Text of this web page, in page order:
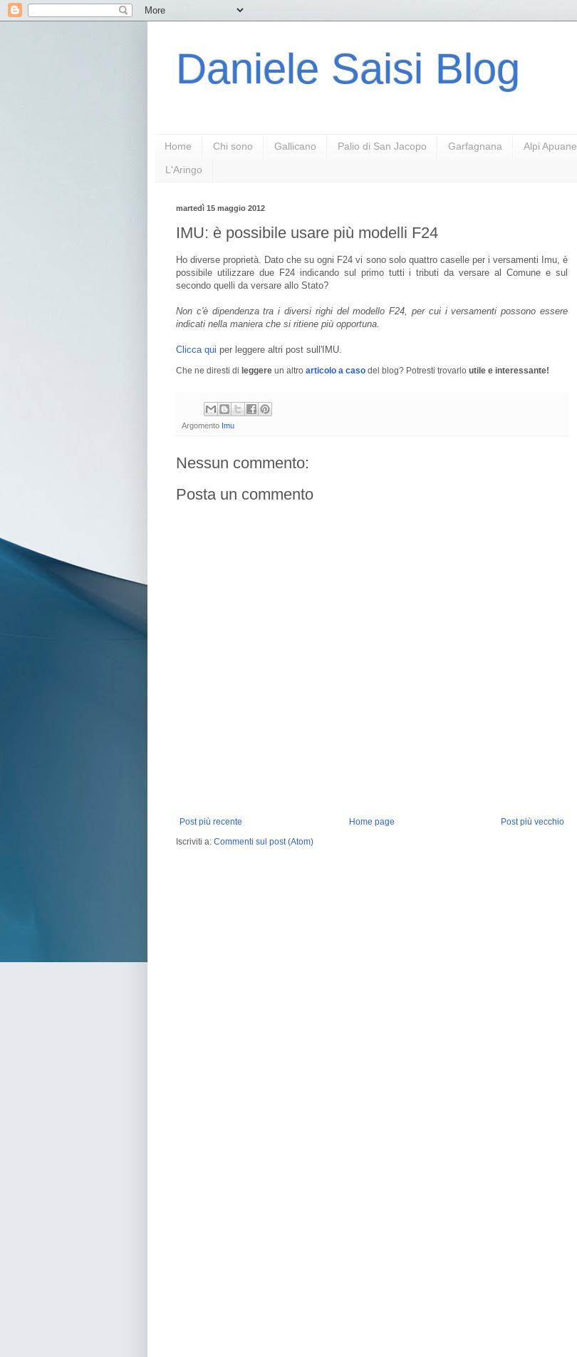
Daniele Saisi Blog
Home Chi sono Gallicano Palio di San Jacopo Garfagnana Alpi Apuane
L'Aringo
martedì 15 maggio 2012
IMU: è possibile usare più modelli F24
Ho diverse proprietà. Dato che su ogni F24 vi sono solo quattro caselle per i versamenti Imu, è
possibile utilizzare due F24 indicando sul primo tutti i tributi da versare al Comune e sul
secondo quelli da versare allo Stato?
Non c'è dipendenza tra i diversi righi del modello F24, per cui i versamenti possono essere
indicati nella maniera che si ritiene più opportuna.
Clicca qui per leggere altri post sull'IMU.
Che ne diresti di leggere un altro articolo a caso del blog? Potresti trovarlo utile e interessante!
Argomento Imu
Nessun commento:
Posta un commento
Post più recente Post più vecchio
Home page
Iscriviti a: Commenti sul post (Atom)